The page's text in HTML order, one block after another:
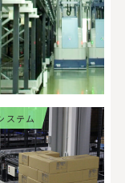
ステム